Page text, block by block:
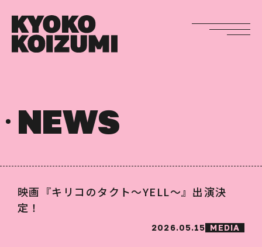
NEWS
映画『キリコのタクト～YELL～』出演決
定！
2026.05.15 MEDIA